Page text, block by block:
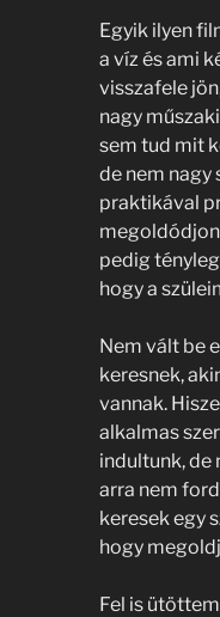
Egyik ilyen
a víz és ami
visszafele
nagy
sem tud mit
de nem nagy
praktikával
pedig
hogy a
Nem vált be
keresnek,
vannak.
alkalmas
indultunk,
arra nem
keresek egy
hogy
Fel is